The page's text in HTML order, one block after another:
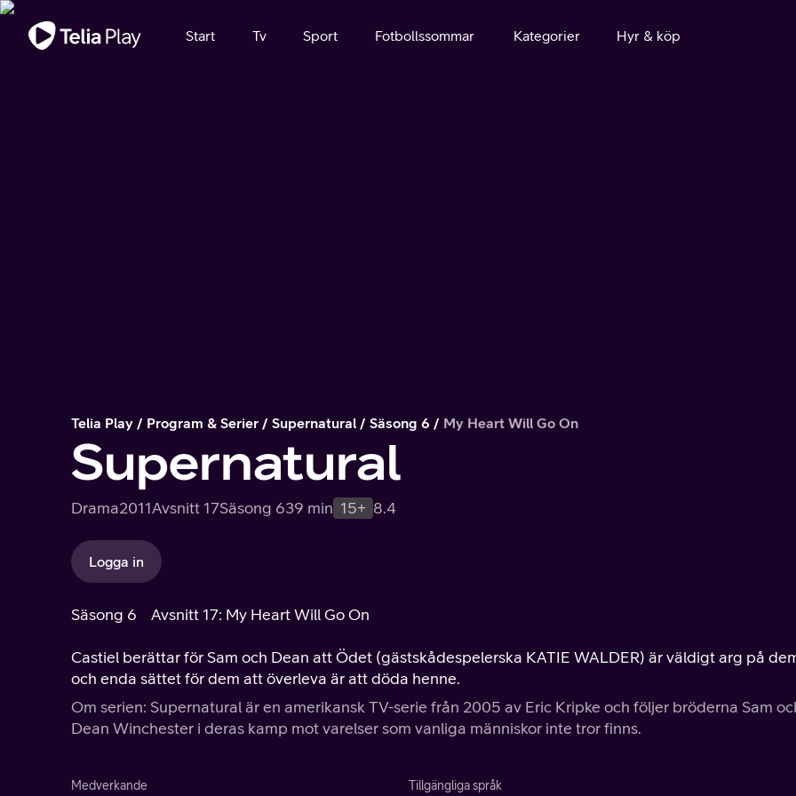
Viktigt meddelande
Start Tv Sport Fotbollssommar Kategorier Hyr & köp
Telia Play Program & Serier Supernatural Säsong 6 My Heart Will Go On
Supernatural
Drama2011Avsnitt 17Säsong 639 min 15+ 8.4
Logga in
Säsong 6 Avsnitt 17: My Heart Will Go On
Castiel berättar för Sam och Dean att Ödet (gästskådespelerska KATIE WALDER) är väldigt arg på
och enda sättet för dem att överleva är att döda henne.
Om serien: Supernatural är en amerikansk TV-serie från 2005 av Eric Kripke och följer bröderna Sam
Dean Winchester i deras kamp mot varelser som vanliga människor inte tror finns.
Medverkande Tillgängliga språk